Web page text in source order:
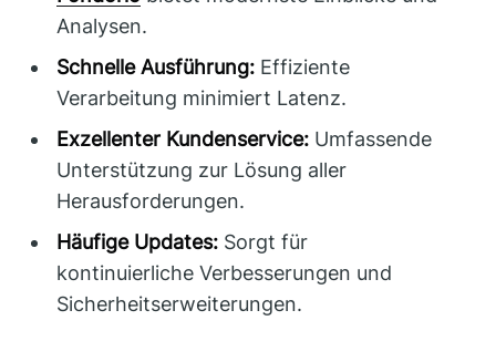
Analysen.
Schnelle Ausführung: Effiziente
Verarbeitung minimiert Latenz.
Exzellenter Kundenservice: Umfassende
Unterstützung zur Lösung aller
Herausforderungen.
Häufige Updates: Sorgt für
kontinuierliche Verbesserungen und
Sicherheitserweiterungen.